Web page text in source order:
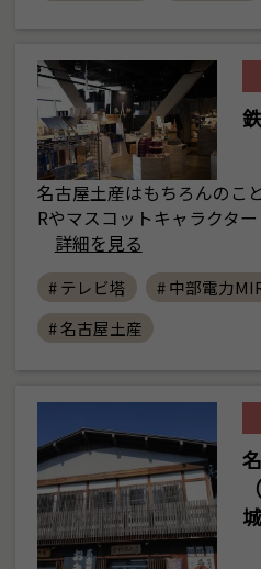
名古屋土産はもちろんのこ
Rやマスコットキャラクタ
詳細を見る
# テレビ塔 # 中部電力
# 名古屋土産